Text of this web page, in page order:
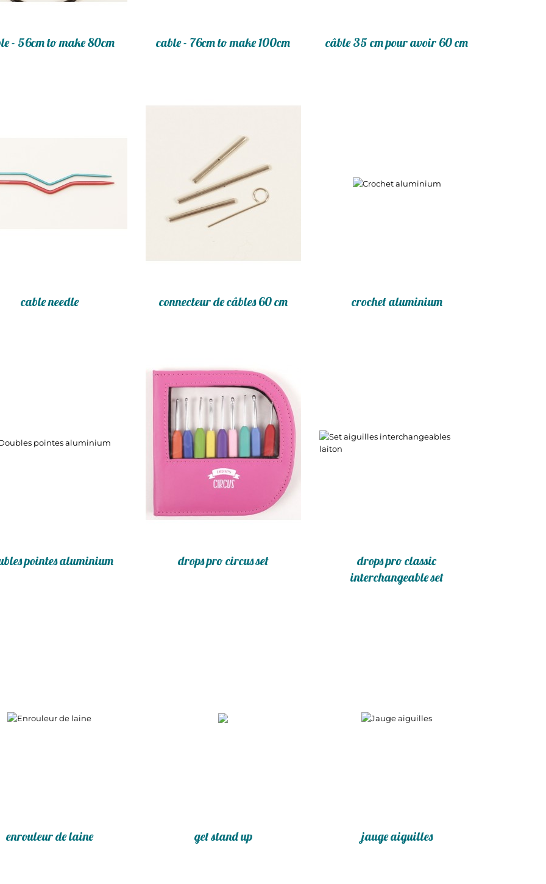
- 56cm to make 80cm cable - 76cm to make 100cm câble 35 cm pour avoir 60 cm
cable needle connecteur de câbles 60 cm crochet aluminium
pointes aluminium drops pro circus set
drops pro classic
interchangeable set
enrouleur de laine get stand up jauge aiguilles